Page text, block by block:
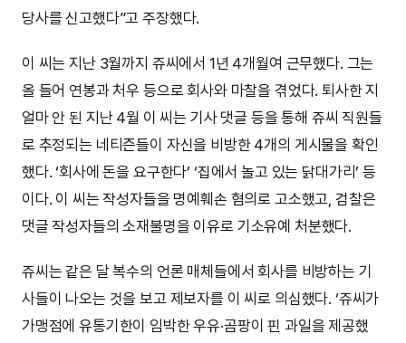
당사를 신고했다”고 주장했다.
이 씨는 지난 3월까지 쥬씨에서 1년 4개월여 근무했다. 그는
올 들어 연봉과 처우 등으로 회사와 마찰을 겪었다. 퇴사한 지
얼마 안 된 지난 4월 이 씨는 기사 댓글 등을 통해 쥬씨 직원들
로 추정되는 네티즌들이 자신을 비방한 4개의 게시물을 확인
했다. ‘회사에 돈을 요구한다’ ‘집에서 놀고 있는 닭대가리’ 등
이다. 이 씨는 작성자들을 명예훼손 혐의로 고소했고, 검찰은
댓글 작성자들의 소재불명을 이유로 기소유예 처분했다.
쥬씨는 같은 달 복수의 언론 매체들에서 회사를 비방하는 기
사들이 나오는 것을 보고 제보자를 이 씨로 의심했다. ‘쥬씨가
가맹점에 유통기한이 임박한 우유·곰팡이 핀 과일을 제공했